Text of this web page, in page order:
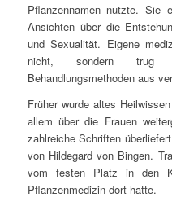
Pflanzennamen nutzte. Sie
Ansichten über die
und Sexualität. Eigene
nicht, sondern trug
Behandlungsmethoden aus
Früher wurde altes
allem über die Frauen
zahlreiche Schriften
von Hildegard von Bingen.
vom festen Platz in den
Pflanzenmedizin dort hatte.